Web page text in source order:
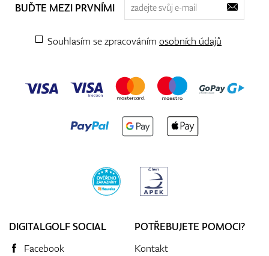
BUĎTE MEZI PRVNÍMI
Souhlasím se zpracováním osobních údajů
DIGITALGOLF SOCIAL
Facebook
POTŘEBUJETE POMOCI?
Kontakt